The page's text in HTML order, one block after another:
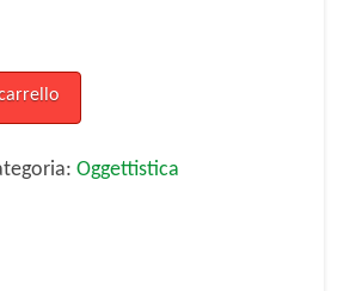
Oggettistica